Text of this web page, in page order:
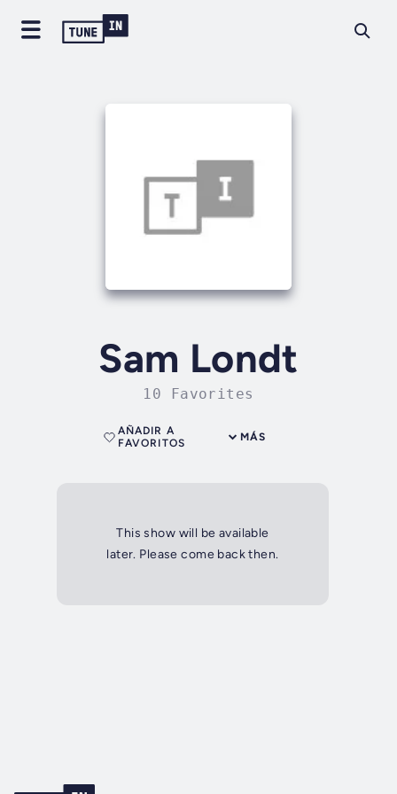
Sam Londt
10 Favorites
MÁS
AÑADIR A
FAVORITOS
This show will be available
later. Please come back then.